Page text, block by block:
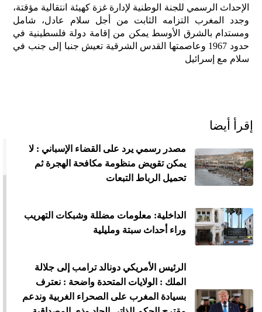
الإحداث الرسمي للجنة الوطنية لإدارة غزة كهيئة انتقالية مؤقتة،
وجدد المغرب التزامه الثابت من أجل سلام عادل، شامل
ومستدام بالشرق الأوسط يمكن من إقامة دولة فلسطينية في
حدود 1967 وعاصمتها القدس الشرقية تعيش جنبا إلى جنب في
سلام مع إسرائيل
إقرأ أيضا
مصدر رسمي يرد على القضاء الإسباني : لا
يمكن تقويض منظومة مكافحة الهجرة ثم
تحميل الرباط التبعات
الداخلية: معلومات مضللة وشبكات التهريب
وراء أحداث سبتة ومليلية
الرئيس الأمريكي دونالد ترامب إلى جلالة
الملك : الولايات المتحدة واضحة : نعترف
بسيادة المغرب على الصحراء الغربية وندعم